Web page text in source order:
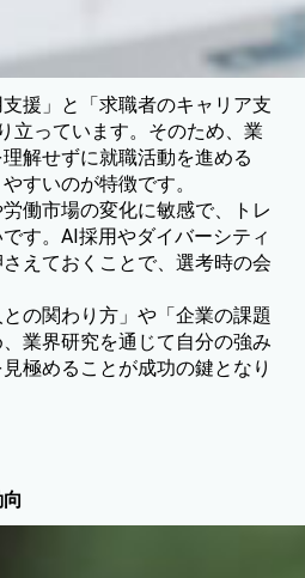
援」と「求職者のキャリア支
立っています。そのため、業
解せずに就職活動を進める
すいのが特徴です。
働市場の変化に敏感で、トレ
す。AI採用やダイバーシティ
えておくことで、選考時の会
の関わり方」や「企業の課題
業界研究を通じて自分の強み
極めることが成功の鍵となり